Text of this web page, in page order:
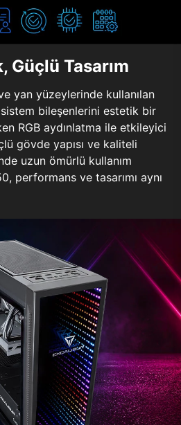
Güçlü Tasarım
yan yüzeylerinde kullanılan
bileşenlerini estetik bir
RGB aydınlatma ile etkileyici
gövde yapısı ve kaliteli
uzun ömürlü kullanım
performans ve tasarımı aynı